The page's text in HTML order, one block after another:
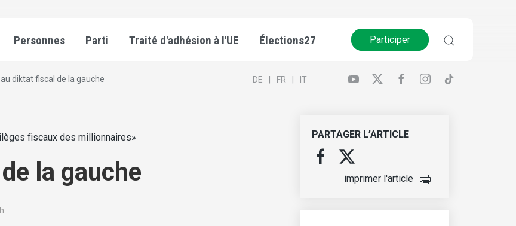
Personnes Parti Traité d'adhésion à l'UE Élections27 Participer
au diktat fiscal de la gauche DE FR IT
fiscaux des millionnaires»
la gauche
PARTAGER L’ARTICLE
imprimer l'article